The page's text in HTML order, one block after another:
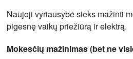
Naujoji vyriausybė sieks mažinti
pigesnę vaikų priežiūrą ir elektrą.
Mokesčių mažinimas (bet ne